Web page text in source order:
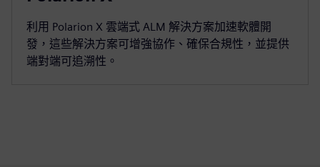
利用 Polarion X 雲端式 ALM 解決方案加速軟體開
發，這些解決方案可增強協作、確保合規性，並提供
端對端可追溯性。